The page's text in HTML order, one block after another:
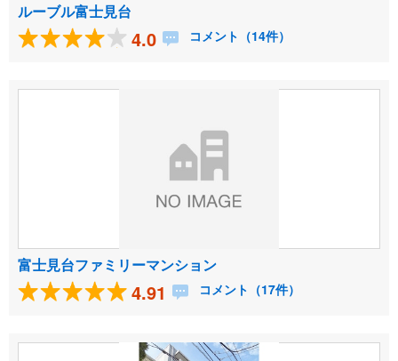
ルーブル富士見台
4.0 コメント（14件）
富士見台ファミリーマンション
4.91 コメント（17件）